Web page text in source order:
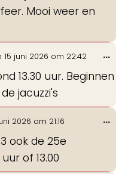
Mooi weer en
15 juni 2026 om 22:42
13.30 uur. Beginnen
jacuzzi's
...
2026 om 21:16
ook de 25e
of 13.00
...